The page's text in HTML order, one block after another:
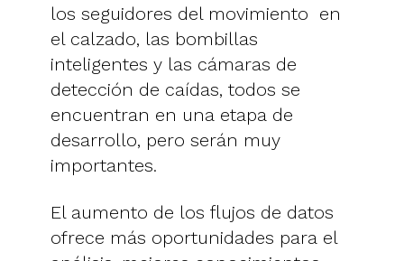
los seguidores del movimiento en
el calzado, las bombillas
inteligentes y las cámaras de
detección de caídas, todos se
encuentran en una etapa de
desarrollo, pero serán muy
importantes.
El aumento de los flujos de datos
ofrece más oportunidades para el